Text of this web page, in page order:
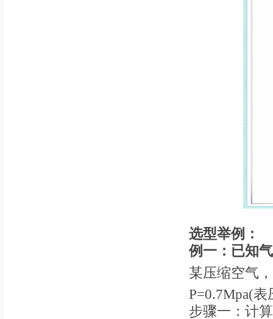
选型举例：
例 一 ：已知
某压缩空气
P=0.7Mpa(
步骤一：计